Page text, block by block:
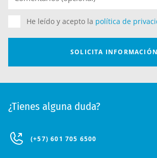
¿Tienes alguna duda?
(+57) 601 705 6500